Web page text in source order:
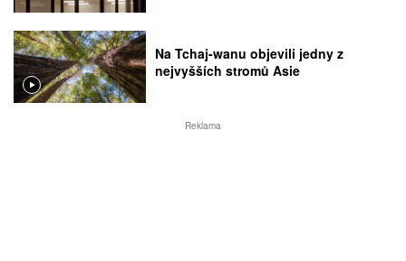
Na Tchaj-wanu objevili jedny z
nejvyšších stromů Asie
Reklama